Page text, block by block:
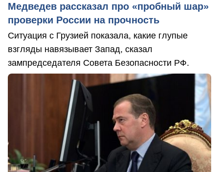
Медведев рассказал про «пробный шар»
проверки России на прочность
Ситуация с Грузией показала, какие глупые
взгляды навязывает Запад, сказал
зампредседателя Совета Безопасности РФ.